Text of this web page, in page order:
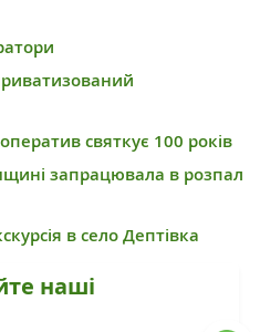
святкує 100 років
запрацювала в розпал
в село Дептівка
наші